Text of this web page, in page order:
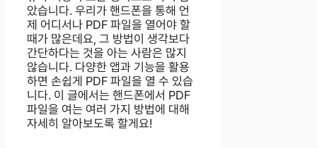
았습니다. 우리가 핸드폰을 통해 언
제 어디서나 PDF 파일을 열어야 할
때가 많은데요, 그 방법이 생각보다
간단하다는 것을 아는 사람은 많지
않습니다. 다양한 앱과 기능을 활용
하면 손쉽게 PDF 파일을 열 수 있습
니다. 이 글에서는 핸드폰에서 PDF
파일을 여는 여러 가지 방법에 대해
자세히 알아보도록 할게요!